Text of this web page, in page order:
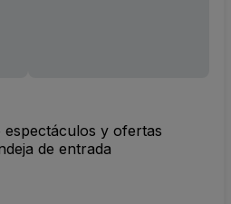
espectáculos y ofertas
de entrada